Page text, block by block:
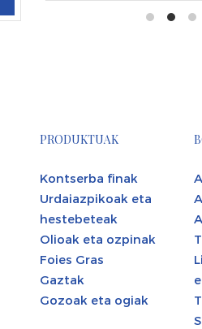
PRODUKTUAK
Kontserba finak
Urdaiazpikoak eta
hestebeteak
Olioak eta ozpinak
Foies Gras
Gaztak
Gozoak eta ogiak